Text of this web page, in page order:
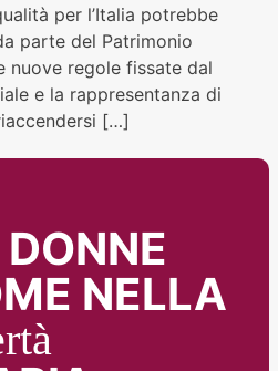
per l’Italia potrebbe
parte del Patrimonio
nuove regole fissate dal
e la rappresentanza di
[…]
DONNE
NELLA